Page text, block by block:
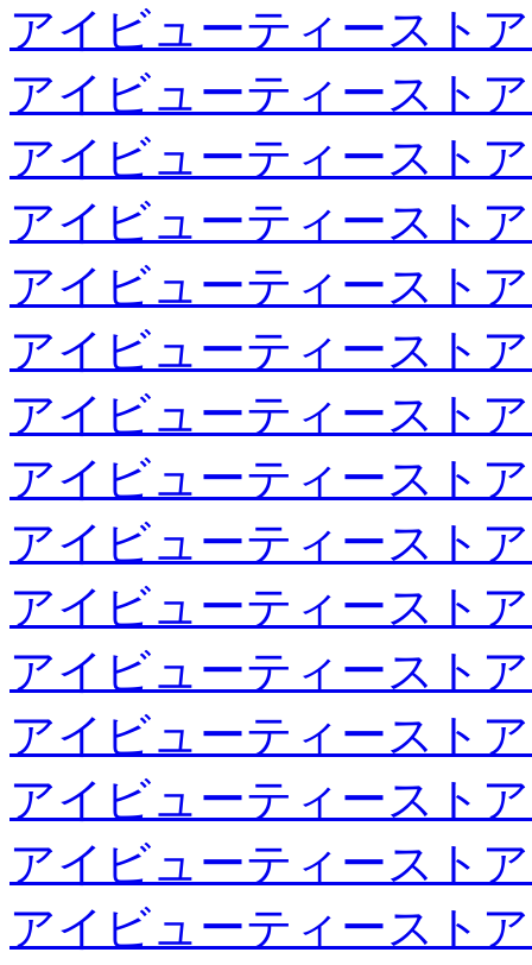
アイビューティースト
アイビューティースト
アイビューティースト
アイビューティースト
アイビューティースト
アイビューティースト
アイビューティースト
アイビューティースト
アイビューティースト
アイビューティースト
アイビューティースト
アイビューティースト
アイビューティースト
アイビューティースト
アイビューティースト